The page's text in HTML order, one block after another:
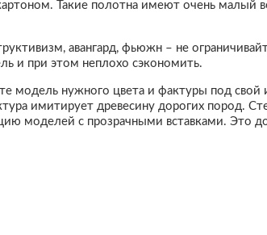
Такие полотна имеют очень малый
авангард, фьюжн – не
и при этом неплохо сэкономить.
модель нужного цвета и фактуры под свой
имитирует древесину дорогих пород.
моделей с прозрачными вставками. Это